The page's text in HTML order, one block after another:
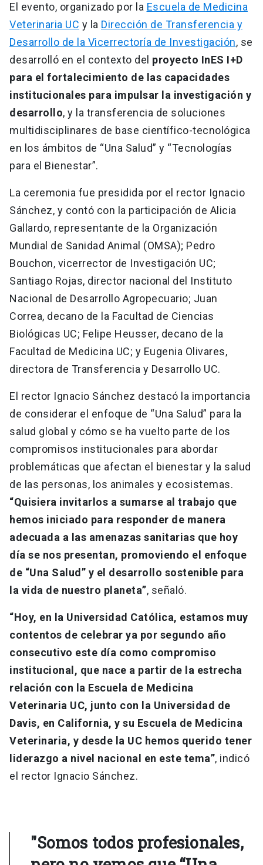
El evento, organizado por la Escuela de Medicina
Veterinaria UC y la Dirección de Transferencia y
Desarrollo de la Vicerrectoría de Investigación, se
desarrolló en el contexto del proyecto InES I+D
para el fortalecimiento de las capacidades
institucionales para impulsar la investigación y
desarrollo, y la transferencia de soluciones
multidisciplinares de base científico-tecnológica
en los ámbitos de “Una Salud” y “Tecnologías
para el Bienestar”.
La ceremonia fue presidida por el rector Ignacio
Sánchez, y contó con la participación de Alicia
Gallardo, representante de la Organización
Mundial de Sanidad Animal (OMSA); Pedro
Bouchon, vicerrector de Investigación UC;
Santiago Rojas, director nacional del Instituto
Nacional de Desarrollo Agropecuario; Juan
Correa, decano de la Facultad de Ciencias
Biológicas UC; Felipe Heusser, decano de la
Facultad de Medicina UC; y Eugenia Olivares,
directora de Transferencia y Desarrollo UC.
El rector Ignacio Sánchez destacó la importancia
de considerar el enfoque de “Una Salud” para la
salud global y cómo se ha vuelto parte de los
compromisos institucionales para abordar
problemáticas que afectan el bienestar y la salud
de las personas, los animales y ecosistemas.
“Quisiera invitarlos a sumarse al trabajo que
hemos iniciado para responder de manera
adecuada a las amenazas sanitarias que hoy
día se nos presentan, promoviendo el enfoque
de “Una Salud” y el desarrollo sostenible para
la vida de nuestro planeta”, señaló.
“Hoy, en la Universidad Católica, estamos muy
contentos de celebrar ya por segundo año
consecutivo este día como compromiso
institucional, que nace a partir de la estrecha
relación con la Escuela de Medicina
Veterinaria UC, junto con la Universidad de
Davis, en California, y su Escuela de Medicina
Veterinaria, y desde la UC hemos querido tener
liderazgo a nivel nacional en este tema”, indicó
el rector Ignacio Sánchez.
"Somos todos profesionales,